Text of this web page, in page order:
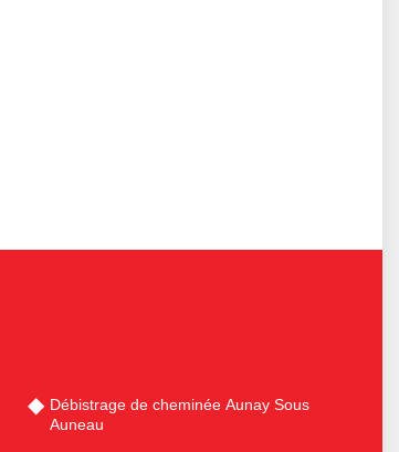
Débistrage de cheminée Aunay Sous
Auneau